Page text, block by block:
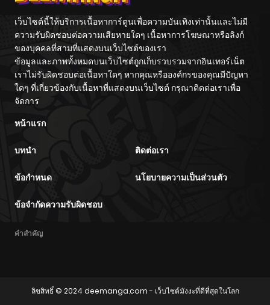
ตอนที่ 76
ตอนที่ 75 11/19/2024
ตอนที่ 74 11/19/2024
ตอนที่ 73
ตอนที่ 71 11/19/2024
ตอนที่ 70
ตอนที่ 69
เว็บไซต์นี้ให้บริการเนื้อหาการ์ตูนเพื่อความบันเทิงเท่านั้นและไม่มี
ความรับผิดชอบต่อความเสียหายใดๆ เนื้อหาการโฆษณาหรือลิงก์
ของบุคคลที่สามที่แสดงบนเว็บไซต์ของเรา
ข้อมูลและภาพทั้งหมดบนเว็บไซต์ถูกเก็บรวบรวมจากอินเทอร์เน็ต
เราไม่รับผิดชอบต่อเนื้อหาใดๆ หากคุณหรือองค์กรของคุณมีปัญหา
ใดๆ ที่เกี่ยวข้องกับเนื้อหาที่แสดงบนเว็บไซต์ กรุณาติดต่อเราเพื่อ
จัดการ
หน้าแรก
บทนำ ติดต่อเรา
ข้อกำหนด นโยบายความเป็นส่วนตัว
ข้อจำกัดความรับผิดชอบ
คำสำคัญ
ลิขสิทธิ์ © 2024 deemanga.com- เว็บไซต์มังงะที่ดีที่สุดในโลก